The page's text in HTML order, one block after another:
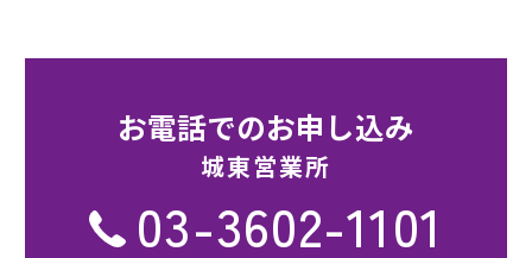
お電話でのお申し込み
城東営業所
03-3602-1101